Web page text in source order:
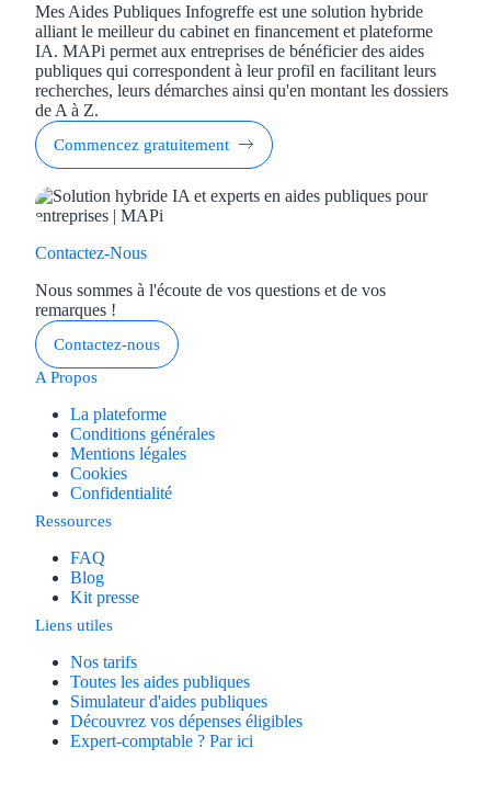
Mes Aides Publiques Infogreffe est une solution hybride
alliant le meilleur du cabinet en financement et plateforme
IA. MAPi permet aux entreprises de bénéficier des aides
publiques qui correspondent à leur profil en facilitant leurs
recherches, leurs démarches ainsi qu'en montant les dossiers
de A à Z.
Commencez gratuitement
Contactez-Nous
Nous sommes à l'écoute de vos questions et de vos
remarques !
Contactez-nous
A Propos
La plateforme
Conditions générales
Mentions légales
Cookies
Confidentialité
Ressources
FAQ
Blog
Kit presse
Liens utiles
Nos tarifs
Toutes les aides publiques
Simulateur d'aides publiques
Découvrez vos dépenses éligibles
Expert-comptable ? Par ici